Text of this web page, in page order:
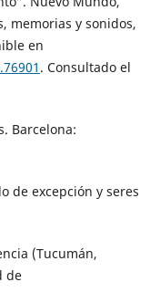
memorias y sonidos,
en
. Consultado el
Barcelona:
de excepción y seres
(Tucumán,
de